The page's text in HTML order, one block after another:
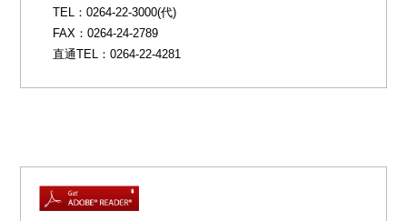
TEL：0264-22-3000(代)
FAX：0264-24-2789
直通TEL：0264-22-4281